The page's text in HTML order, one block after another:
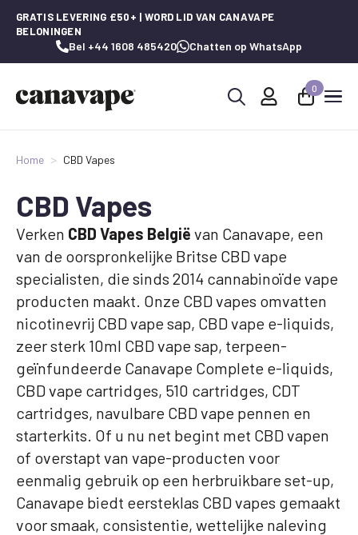
GRATIS LEVERING £50+ | WORD LID VAN CANAVAPE
BELONINGEN
Bel +44 1608 485420 Chatten op WhatsApp
0
Home CBD Vapes
CBD Vapes
Verken CBD Vapes België van Canavape, een
van de oorspronkelijke Britse CBD vape
specialisten, die sinds 2014 cannabinoïde vape
producten maakt. Onze CBD vapes omvatten
nicotinevrij CBD vape sap, CBD vape e-liquids,
zeer sterk 10ml CBD vape sap, terpeen-
geïnfundeerde Canavape Complete e-liquids,
CBD vape cartridges, 510 cartridges, CDT
cartridges, navulbare CBD vape pennen en
starterkits. Of u nu net begint met CBD vapen
of overstapt van vape-producten voor
eenmalig gebruik op een herbruikbare set-up,
Canavape biedt eersteklas CBD vapes gemaakt
voor smaak, consistentie, wettelijke naleving